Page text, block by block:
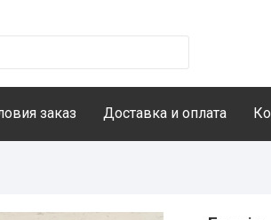
заказ Доставка и оплата